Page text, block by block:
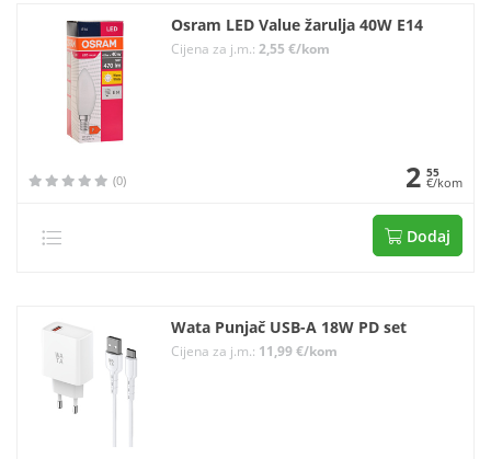
Osram LED Value žarulja 40W E14
Cijena za j.m.: 2,55 €/kom
(0) 2 55
€/kom
Dodaj
Wata Punjač USB-A 18W PD set
Cijena za j.m.: 11,99 €/kom